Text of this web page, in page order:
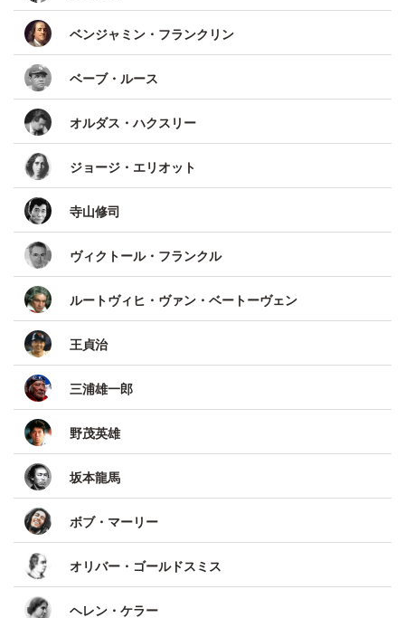
ベンジャミン・フランクリン
ベーブ・ルース
オルダス・ハクスリー
ジョージ・エリオット
寺山修司
ヴィクトール・フランクル
ルートヴィヒ・ヴァン・ベートーヴェン
王貞治
三浦雄一郎
野茂英雄
坂本龍馬
ボブ・マーリー
オリバー・ゴールドスミス
ヘレン・ケラー